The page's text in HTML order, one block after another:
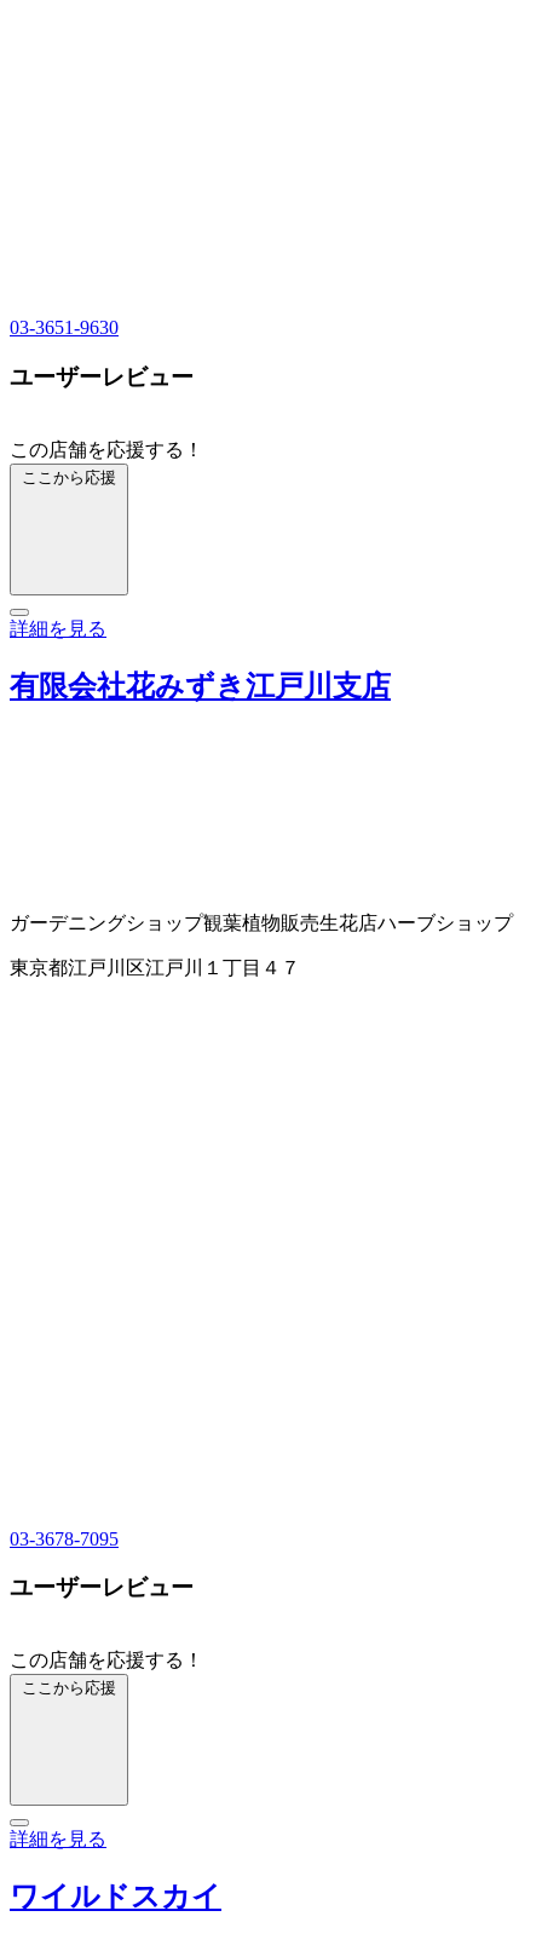
03-3651-9630
ユーザーレビュー
この店舗を応援する！
ここから応援
詳細を見る
有限会社花みずき江戸川支店
ガーデニングショップ観葉植物販売生花店ハーブショップ
東京都江戸川区江戸川１丁目４７
03-3678-7095
ユーザーレビュー
この店舗を応援する！
ここから応援
詳細を見る
ワイルドスカイ